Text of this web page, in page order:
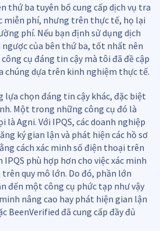
thứ ba tuyên bố cung cấp dịch vụ tra
miễn phí, nhưng trên thực tế, họ lại
phí. Nếu bạn định sử dụng dịch
của bên thứ ba, tốt nhất nên
cụ đáng tin cậy mà tôi đã đề cập
chúng dựa trên kinh nghiệm thực tế.
lựa chọn đáng tin cậy khác, đặc biệt
Một trong những công cụ đó là
là Agni. Với IPQS, các doanh nghiệp
ký gian lận và phát hiện các hồ sơ
cách xác minh số điện thoại trên
IPQS phù hợp hơn cho việc xác minh
quy mô lớn. Do đó, phần lớn
đến một công cụ phức tạp như vậy
nâng cao hay phát hiện gian lận
BeenVerified đã cung cấp đầy đủ